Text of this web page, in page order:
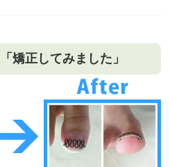
矯正してみました」